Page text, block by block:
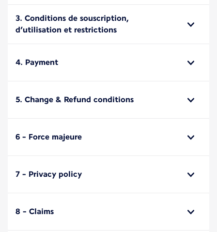
3. Conditions de souscription,
d’utilisation et restrictions
4. Payment
5. Change & Refund conditions
6 - Force majeure
7 - Privacy policy
8 - Claims